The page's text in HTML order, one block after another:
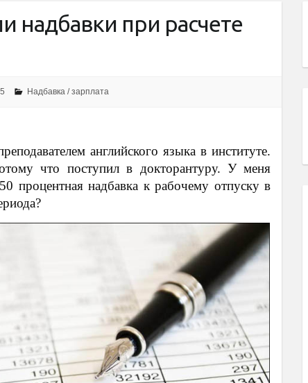
надбавки при расчете
Надбавка / зарплата
английского языка в институте.
что поступил в докторантуру. У меня
процентная надбавка к рабочему отпуску в